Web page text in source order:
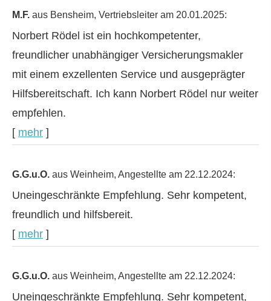
M.F. aus Bensheim, Vertriebsleiter am 20.01.2025:
Norbert Rödel ist ein hochkompetenter,
freundlicher unabhängiger Ver­sicherungs­makler
mit einem exzellenten Service und ausgeprägter
Hilfsbereitschaft. Ich kann Norbert Rödel nur weiter
empfehlen.
[ mehr ]
G.G.u.O. aus Weinheim, Angestellte am 22.12.2024:
Uneingeschränkte Empfehlung. Sehr kompetent,
freundlich und hilfsbereit.
[ mehr ]
G.G.u.O. aus Weinheim, Angestellte am 22.12.2024:
Uneingeschränkte Empfehlung. Sehr kompetent,